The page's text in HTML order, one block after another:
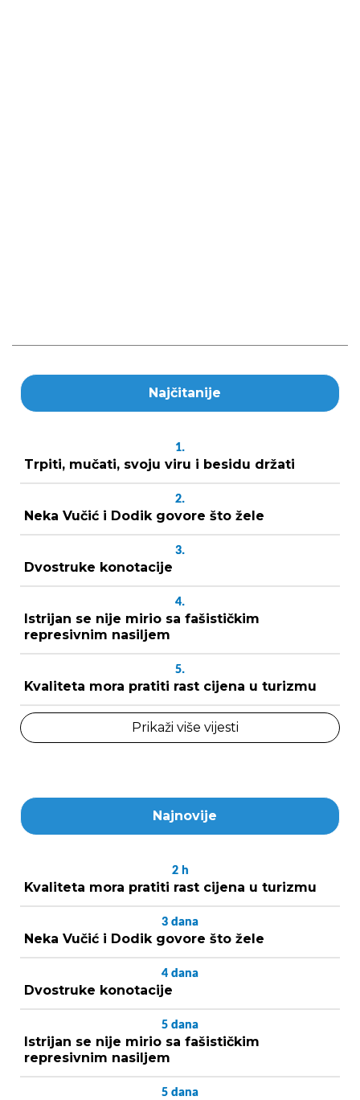
Najčitanije
1.
Trpiti, mučati, svoju viru i besidu držati
2.
Neka Vučić i Dodik govore što žele
3.
Dvostruke konotacije
4.
Istrijan se nije mirio sa fašističkim
represivnim nasiljem
5.
Kvaliteta mora pratiti rast cijena u turizmu
Prikaži više vijesti
Najnovije
2 h
Kvaliteta mora pratiti rast cijena u turizmu
3 dana
Neka Vučić i Dodik govore što žele
4 dana
Dvostruke konotacije
5 dana
Istrijan se nije mirio sa fašističkim
represivnim nasiljem
5 dana